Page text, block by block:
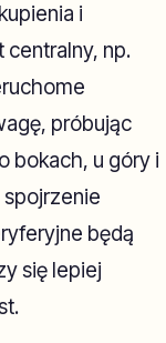
i
centralny, np.
próbując
bokach, u góry i
spojrzenie
będą
się lepiej